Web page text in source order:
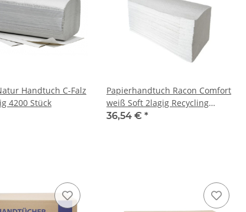
Handtuch C-Falz
4200 Stück
Papierhandtuch Racon Comfort
weiß Soft 2lagig Recycling
ZickZack Falz 23 x22 cm 4050
36,54 € *